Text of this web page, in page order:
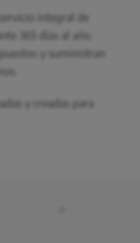
integral de
365 días al año.
y suministran
y creadas para